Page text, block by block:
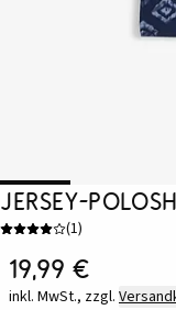
Jersey-
(1)
19,99 €
inkl. MwSt., zzgl.